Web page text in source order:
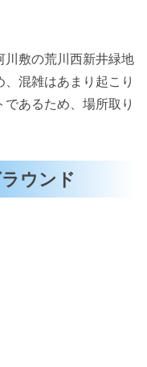
川敷の荒川西新井緑地
混雑はあまり起こり
あるため、場所取り
ウンド